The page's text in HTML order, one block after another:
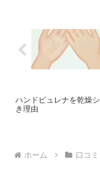
ハンドピュレナを乾燥
き理由
ホーム 口コミ